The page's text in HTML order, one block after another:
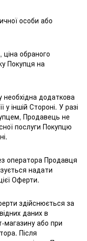
особи або
ціна обраного
Покупця на
необхідна додаткова
у іншій Стороні. У разі
Продавець не
послуги Покупцю
оператора Продавця
надати
Оферти.
здійснюється за
даних в
магазину або при
Після